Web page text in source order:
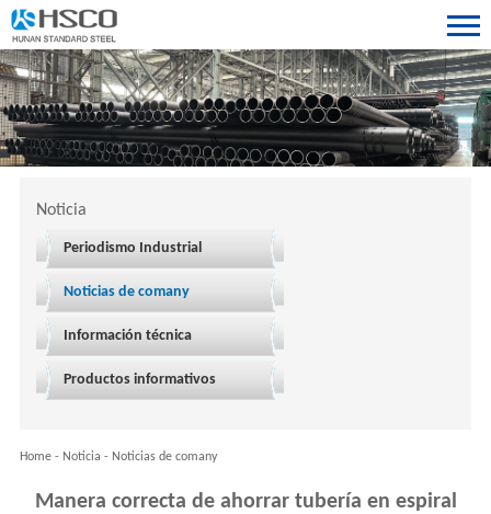
Noticia
Periodismo Industrial
Noticias de comany
Información técnica
Productos informativos
Home- Noticia - Noticias de comany
Manera correcta de ahorrar tubería en espiral